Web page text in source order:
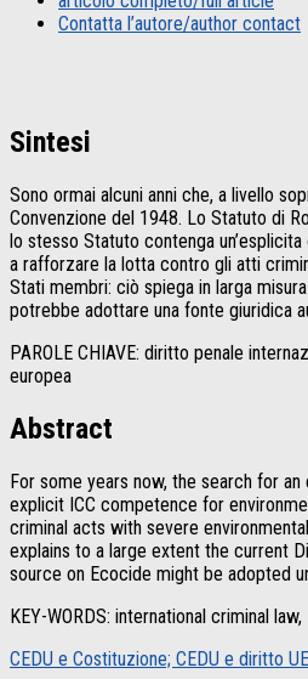
Contatta l’autore/author contact
Sintesi
Sono ormai alcuni anni che, a livello
Convenzione del 1948. Lo Statuto di
lo stesso Statuto contenga
a rafforzare la lotta contro gli atti
Stati membri: ciò spiega in larga
potrebbe adottare una fonte giuridica
PAROLE CHIAVE: diritto penale
europea
Abstract
For some years now, the search for
explicit ICC competence for
criminal acts with severe
explains to a large extent the current
source on Ecocide might be adopted
KEY-WORDS: international criminal
CEDU e Costituzione; CEDU e diritto